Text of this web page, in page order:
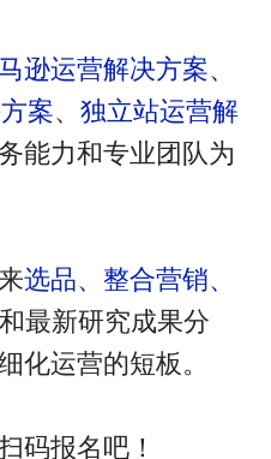
逊运营解决方案、
案、 独立站运营解
能力和专业团队为
选品、整合营销、
最新研究成果分
化运营的短板。
码报名吧！